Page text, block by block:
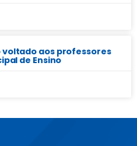
voltado aos professores
de Ensino